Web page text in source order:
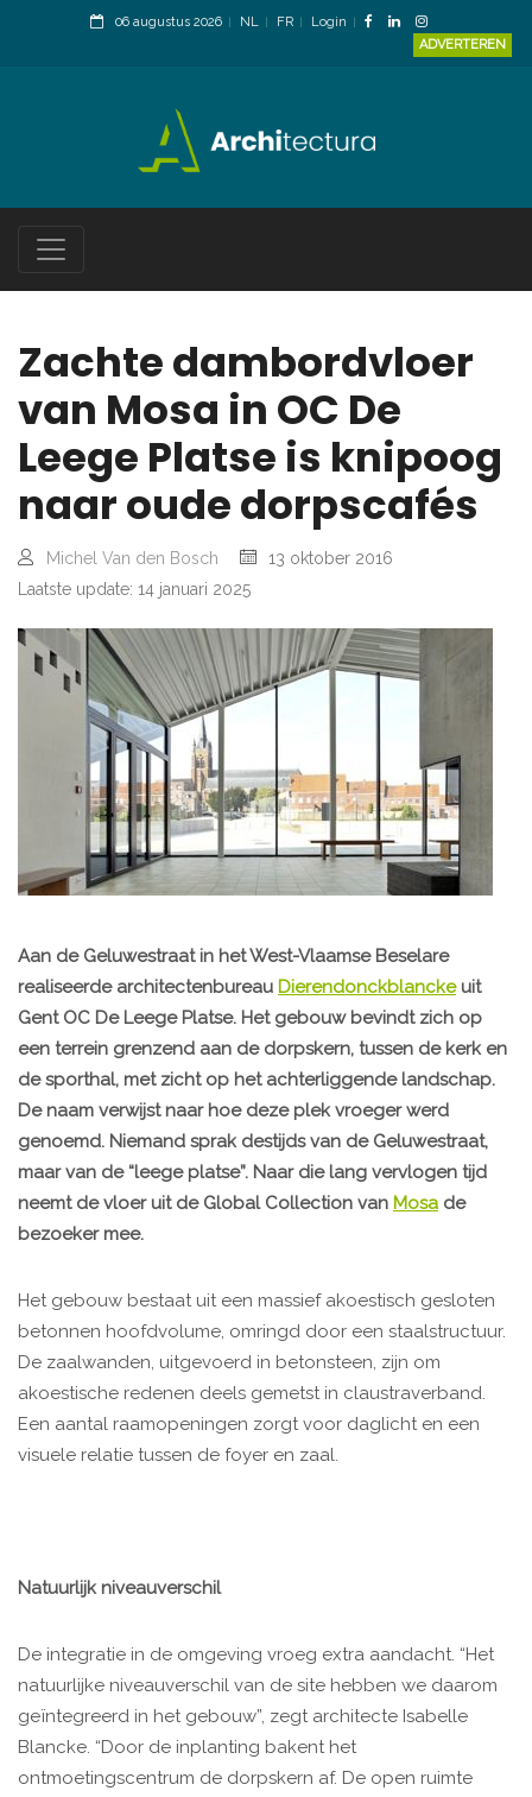
06 augustus 2026 NL FR
Login
ADVERTEREN
Zachte dambordvloer
van Mosa in OC De
Leege Platse is knipoog
naar oude dorpscafés
Michel Van den Bosch
13 oktober 2016
Laatste update: 14 januari 2025
Aan de Geluwestraat in het West-Vlaamse Beselare
realiseerde architectenbureau Dierendonckblanckeuit
Gent OC De Leege Platse. Het gebouw bevindt zich op
een terrein grenzend aan de dorpskern, tussen de kerk en
de sporthal, met zicht op het achterliggende landschap.
De naam verwijst naar hoe deze plek vroeger werd
genoemd. Niemand sprak destijds van de Geluwestraat,
maar van de “leege platse”. Naar die lang vervlogen tijd
neemt de vloer uit de Global Collection van Mosa de
bezoeker mee.
Het gebouw bestaat uit een massief akoestisch gesloten
betonnen hoofdvolume, omringd door een staalstructuur.
De zaalwanden, uitgevoerd in betonsteen, zijn om
akoestische redenen deels gemetst in claustraverband.
Een aantal raamopeningen zorgt voor daglicht en een
visuele relatie tussen de foyer en zaal.
Natuurlijk niveauverschil
De integratie in de omgeving vroeg extra aandacht. “Het
natuurlijke niveauverschil van de site hebben we daarom
geïntegreerd in het gebouw”, zegt architecte Isabelle
Blancke. “Door de inplanting bakent het
ontmoetingscentrum de dorpskern af. De open ruimte